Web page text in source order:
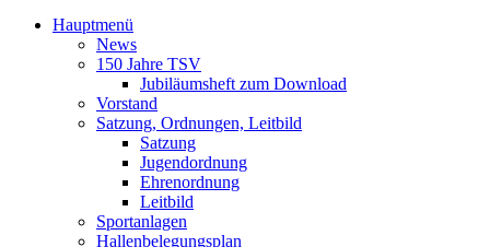
Hauptmenü
News
150 Jahre TSV
Jubiläumsheft zum Download
Vorstand
Satzung, Ordnungen, Leitbild
Satzung
Jugendordnung
Ehrenordnung
Leitbild
Sportanlagen
Hallenbelegungsplan